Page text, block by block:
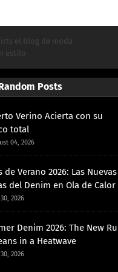
el blog de moda
estilo
Posts
Verino Acierta con su
total
04, 2026
de Verano 2026: Las Nuevas
del Denim en Ola de Calor
2026
Denim 2026: The New
in a Heatwave
2026